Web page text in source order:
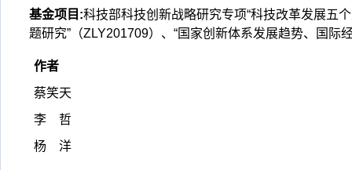
基金项目 :科技部科技创新战略研究专项“科技改革发展五
题研究”（ZLY201709）、“国家创新体系发展趋势、国
作者
蔡笑天
李 哲
杨 洋